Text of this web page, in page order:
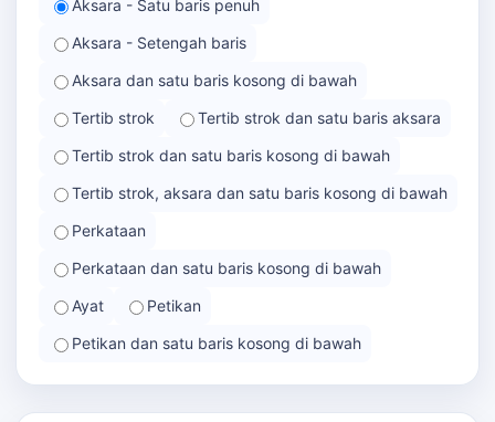
Aksara - Satu baris penuh
Aksara - Setengah baris
Aksara dan satu baris kosong di bawah
Tertib strok
Tertib strok dan satu baris aksara
Tertib strok dan satu baris kosong di bawah
Tertib strok, aksara dan satu baris kosong di bawah
Perkataan
Perkataan dan satu baris kosong di bawah
Ayat
Petikan
Petikan dan satu baris kosong di bawah